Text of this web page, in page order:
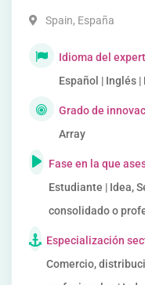
Spain, España
Idioma del
Español | Inglés |
Grado de
Array
Fase en la que
Estudiante | Idea,
consolidado o
Especialización
Comercio,